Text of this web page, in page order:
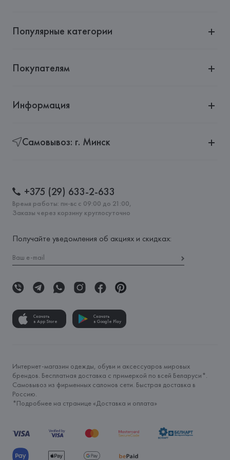
Популярные категории
Покупателям
Информация
Самовывоз: г. Минск
+375 (29) 633-2-633
Время работы: пн-вс с 09:00 до 21:00,
Заказы через корзину круглосуточно
Получайте уведомления об акциях и скидках:
Скачать
в App Store
Скачать
в Google Play
Интернет-магазин одежды, обуви и аксессуаров мировых
брендов. Бесплатная доставка с примеркой по всей Беларуси*.
Самовывоз из фирменных салонов сети. Быстрая доставка в
Россию.
*Подробнее на странице «Доставка и оплата»